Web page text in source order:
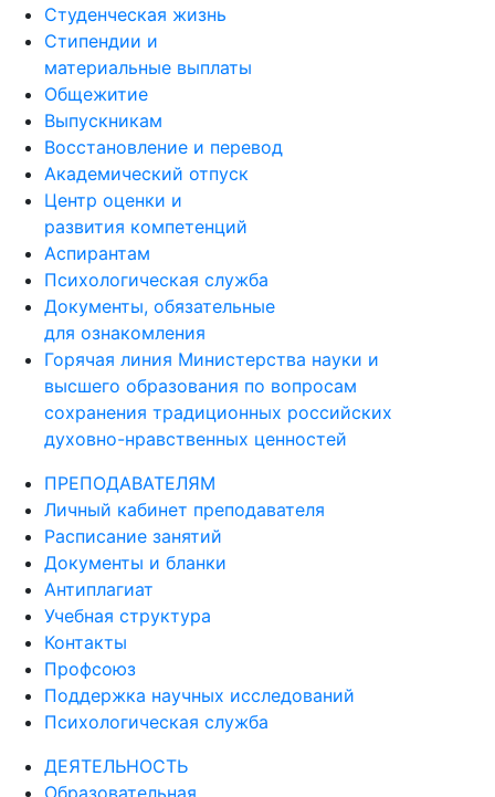
Студенческая жизнь
Стипендии и
материальные выплаты
Общежитие
Выпускникам
Восстановление и перевод
Академический отпуск
Центр оценки и
развития компетенций
Аспирантам
Психологическая служба
Документы, обязательные
для ознакомления
Горячая линия Министерства науки и
высшего образования по вопросам
сохранения традиционных российских
духовно-нравственных ценностей
ПРЕПОДАВАТЕЛЯМ
Личный кабинет преподавателя
Расписание занятий
Документы и бланки
Антиплагиат
Учебная структура
Контакты
Профсоюз
Поддержка научных исследований
Психологическая служба
ДЕЯТЕЛЬНОСТЬ
Образовательная